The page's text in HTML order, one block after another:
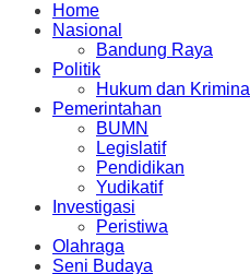
Home
Nasional
Bandung Raya
Politik
Hukum dan Kriminal
Pemerintahan
BUMN
Legislatif
Pendidikan
Yudikatif
Investigasi
Peristiwa
Olahraga
Seni Budaya